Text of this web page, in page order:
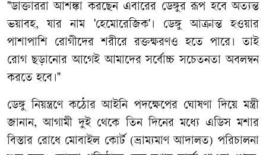
"ডাক্তাররা আশঙ্কা করছেন এবারের ডেঙ্গুর রূপ হবে অত্যন্ত
ভয়াবহ,যার নাম'হেমোরেজিক'। ডেঙ্গু আক্রান্ত
হওয়ার
পাশাপাশি
রোগীদের শরীরে রক্তক্ষরণও হতে পারে।
তাই
রোগ ছড়ানোর আগেই আমাদের সর্বোচ্চ সচেতনতা অবলম্বন
করতে হবে।"
ডেঙ্গু নিয়ন্ত্রণে কঠোর আইনি পদক্ষেপের ঘোষণা দিয়ে মন্ত্রী
জানান,আগামী দুই থেকে তিন দিনের মধ্যে এডিস মশার
বিস্তার রোধে মোবাইল কোর্ট (ভ্রাম্যমাণ আদালত)পরিচালনা